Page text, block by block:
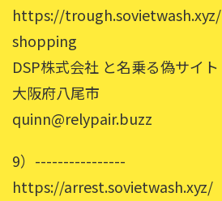
https://trough.sovietwash.xyz/
shopping
DSP株式会社 と名乗る偽サイト
大阪府八尾市
quinn@relypair.buzz
9）----------------
https://arrest.sovietwash.xyz/